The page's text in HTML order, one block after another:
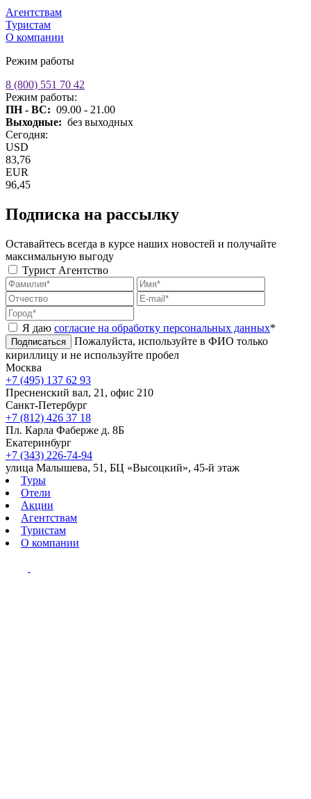
Агентствам
Туристам
О компании
Режим работы
8 (800) 551 70 42
Режим работы:
ПН - ВС: 09.00 - 21.00
Выходные: без выходных
Сегодня:
USD
83,76
EUR
96,45
Подписка на рассылку
Оставайтесь всегда в курсе наших новостей и получайте
максимальную выгоду
Турист Агентство
Я даю согласие на обработку персональных данных*
Подписаться
Пожалуйста, используйте в ФИО только
кириллицу и не используйте пробел
Москва
+7 (495) 137 62 93
Пресненский вал, 21, офис 210
Санкт-Петербург
+7 (812) 426 37 18
Пл. Карла Фаберже д. 8Б
Екатеринбург
+7 (343) 226-74-94
улица Малышева, 51, БЦ «Высоцкий», 45-й этаж
Туры
Отели
Акции
Агентствам
Туристам
О компании